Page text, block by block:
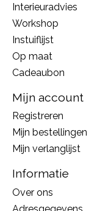
Interieuradvies
Workshop
Instuiflijst
Op maat
Cadeaubon
Mijn account
Registreren
Mijn bestellingen
Mijn verlanglijst
Informatie
Over ons